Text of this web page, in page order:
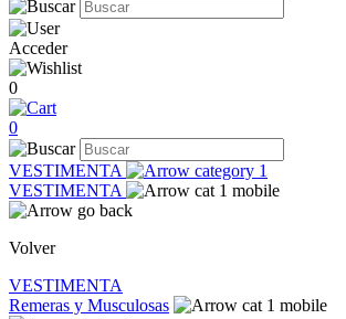
Acceder
0
0
VESTIMENTA
VESTIMENTA
Volver
VESTIMENTA
Remeras y Musculosas